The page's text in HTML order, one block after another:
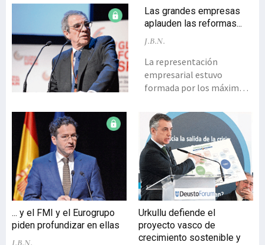
Las grandes empresas
aplauden las reformas...
J.B.N.
La representación
empresarial estuvo
formada por los máximos
Telefónica, César Alierta
(en la imagen); BBVA,
Francisco González;
Inditex, Pablo Isla;
Técnicas Reunidas, José
Lladó; Talgo, Carlos
Palacio; Gestamp,
Iberdrola, Ignacio Sánchez
Galán; y Sener, Jorge
... y el FMI y el Eurogrupo
piden profundizar en ellas
J.B.N.
Urkullu defiende el
proyecto vasco de
crecimiento sostenible y